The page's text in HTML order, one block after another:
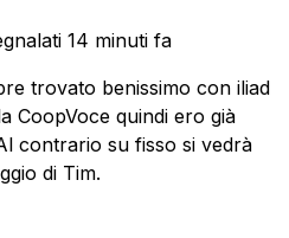
14 minuti fa
trovato benissimo con iliad
CoopVoce quindi ero già
contrario su fisso si vedrà
di Tim.